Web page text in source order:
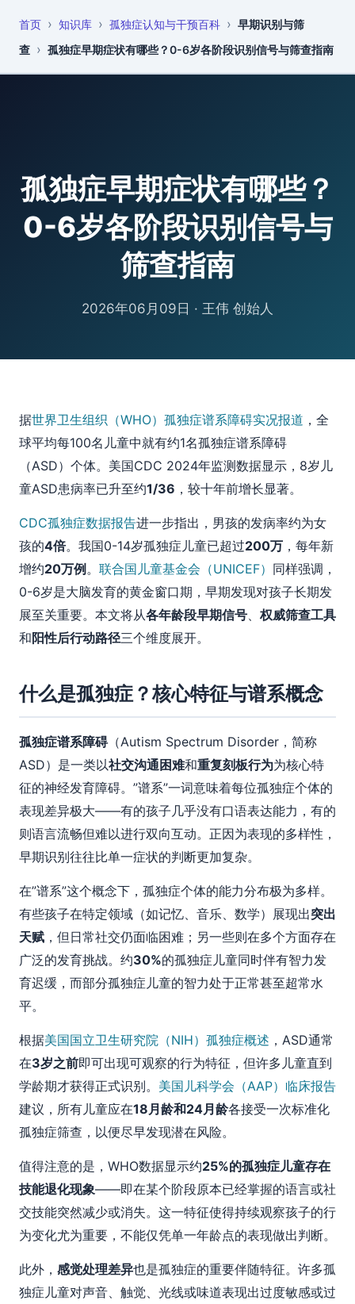
恩启 知识库
首页 › 知识库 › 孤独症认知与干预百科 › 早期识别与筛
查 › 孤独症早期症状有哪些？0-6岁各阶段识别信号与筛查指南
孤独症早期症状有哪些？
0-6岁各阶段识别信号与
筛查指南
2026年06月09日 · 王伟 创始人
据世界卫生组织（WHO）孤独症谱系障碍实况报道 ，全
球平均每100名儿童中就有约1名孤独症谱系障碍
（ASD）个体。美国CDC 2024年监测数据显示，8岁儿
童ASD患病率已升至约1/36 ，较十年前增长显著。
CDC孤独症数据报告进一步指出，男孩的发病率约为女
孩的4倍。我国0-14岁孤独症儿童已超过200万 ，每年新
增约20万例 。 联合国儿童基金会（UNICEF） 同样强调，
0-6岁是大脑发育的黄金窗口期，早期发现对孩子长期发
展至关重要。本文将从各年龄段早期信号、 权威筛查工具
和阳性后行动路径三个维度展开。
什么是孤独症？核心特征与谱系概念
孤独症谱系障碍（Autism Spectrum Disorder，简称
ASD）是一类以社交沟通困难和重复刻板行为为核心特
征的神经发育障碍。”谱系”一词意味着每位孤独症个体的
表现差异极大——有的孩子几乎没有口语表达能力，有的
则语言流畅但难以进行双向互动。正因为表现的多样性，
早期识别往往比单一症状的判断更加复杂。
在”谱系”这个概念下，孤独症个体的能力分布极为多样。
有些孩子在特定领域（如记忆、音乐、数学）展现出突出
天赋 ，但日常社交仍面临困难；另一些则在多个方面存在
广泛的发育挑战。约30%的孤独症儿童同时伴有智力发
育迟缓，而部分孤独症儿童的智力处于正常甚至超常水
平。
根据美国国立卫生研究院（NIH）孤独症概述 ，ASD通常
在3岁之前即可出现可观察的行为特征，但许多儿童直到
学龄期才获得正式识别。 美国儿科学会（AAP）临床报告
建议，所有儿童应在18月龄和24月龄各接受一次标准化
孤独症筛查，以便尽早发现潜在风险。
值得注意的是，WHO数据显示约25%的孤独症儿童存在
技能退化现象——即在某个阶段原本已经掌握的语言或社
交技能突然减少或消失。这一特征使得持续观察孩子的行
为变化尤为重要，不能仅凭单一年龄点的表现做出判断。
此外， 感觉处理差异也是孤独症的重要伴随特征。许多孤
独症儿童对声音、触觉、光线或味道表现出过度敏感或过